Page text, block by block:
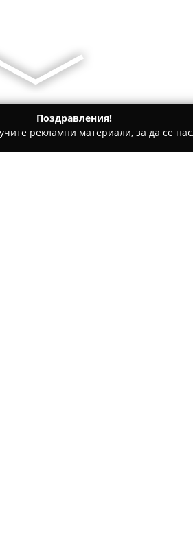
Поздравления!
рекламни материали, за да се